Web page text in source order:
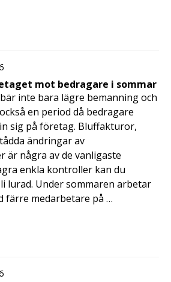
mot bedragare i sommar
inte bara lägre bemanning och
en period då bedragare
sig på företag. Bluffakturor,
ändringar av
är några av de vanligaste
enkla kontroller kan du
lurad. Under sommaren arbetar
färre medarbetare på …